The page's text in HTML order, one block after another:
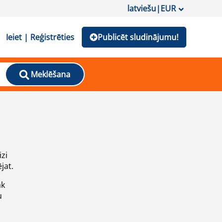
latviešu|EUR
Ieiet | Reģistrēties Publicēt sludinājumu!
Meklēšana